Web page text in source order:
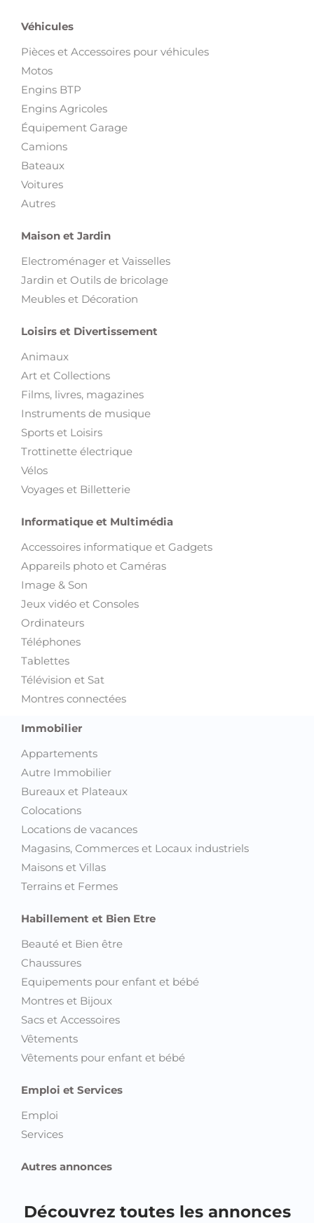
Pièces et Accessoires pour véhicules
Motos
Engins BTP
Engins Agricoles
Équipement Garage
Camions
Bateaux
Voitures
Autres
Electroménager et Vaisselles
Jardin et Outils de bricolage
Meubles et Décoration
Animaux
Art et Collections
Films, livres, magazines
Instruments de musique
Sports et Loisirs
Trottinette électrique
Vélos
Voyages et Billetterie
Informatique et Multimédia
Accessoires informatique et Gadgets
Appareils photo et Caméras
Image & Son
Jeux vidéo et Consoles
Ordinateurs
Téléphones
Tablettes
Télévision et Sat
Montres connectées
Immobilier
Appartements
Autre Immobilier
Bureaux et Plateaux
Colocations
Locations de vacances
Magasins, Commerces et Locaux industriels
Maisons et Villas
Terrains et Fermes
Beauté et Bien être
Chaussures
Equipements pour enfant et bébé
Montres et Bijoux
Sacs et Accessoires
Vêtements
Vêtements pour enfant et bébé
Emploi et Services
Emploi
Services
de votre ville en Tunisie !